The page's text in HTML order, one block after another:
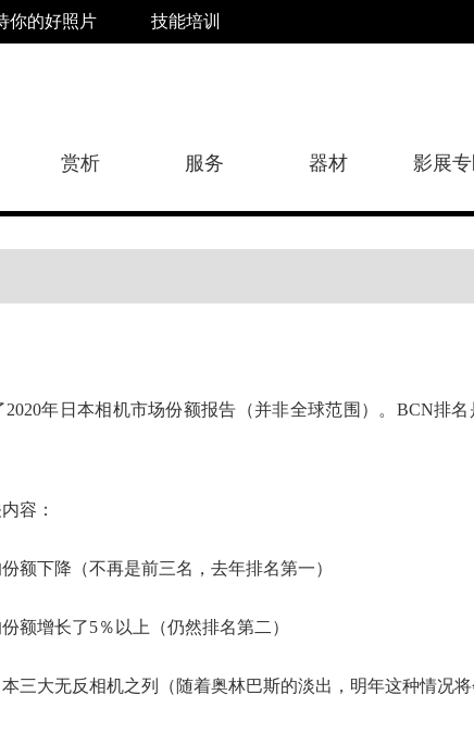
你的好照片 技能培训
赏析 服务 器材 影展专
年日本相机市场份额报告（并非全球范围）。BCN排
容：
额下降（不再是前三名，去年排名第一）
额增长了5％以上（仍然排名第二）
三大无反相机之列（随着奥林巴斯的淡出，明年这种情况将